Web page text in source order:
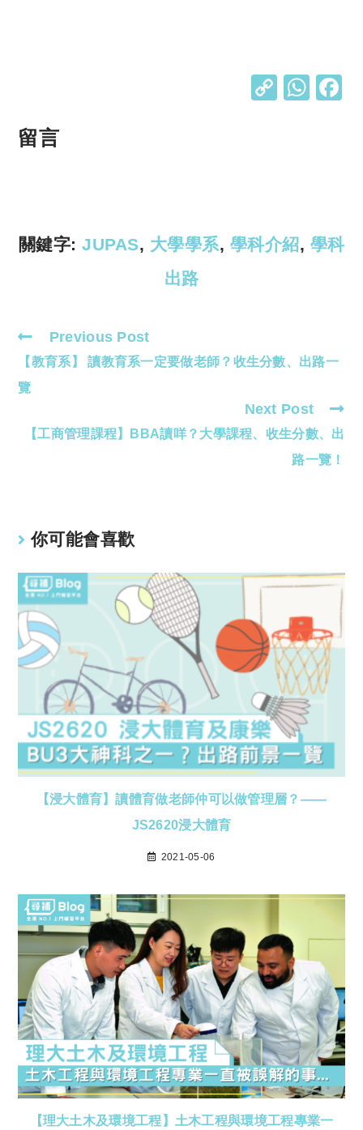
C
k
W
p
留言
關鍵字: JUPAS, 大學學系, 學科介紹, 學科
出路
Read
more
articles
Previous Post
【教育系】 讀教育系一定要做老師？收生分數、出路一
覽
Next Post
【工商管理課程】BBA讀咩？大學課程、收生分數、出
路一覽！
你可能會喜歡
【浸大體育】讀體育做老師仲可以做管理層？——
JS2620浸大體育
2021-05-06
【理大土木及環境工程】土木工程與環境工程專業一